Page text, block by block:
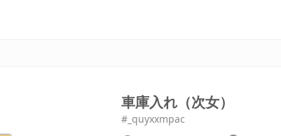
車庫入れ（次女）
#_quyxxmpac